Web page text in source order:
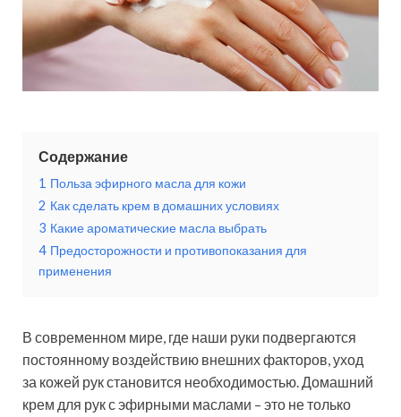
Содержание
1 Польза эфирного масла для кожи
2 Как сделать крем в домашних условиях
3 Какие ароматические масла выбрать
4 Предосторожности и противопоказания для
применения
В современном мире, где наши руки подвергаются
постоянному воздействию внешних факторов, уход
за кожей рук становится необходимостью. Домашний
крем для рук с эфирными маслами – это не только